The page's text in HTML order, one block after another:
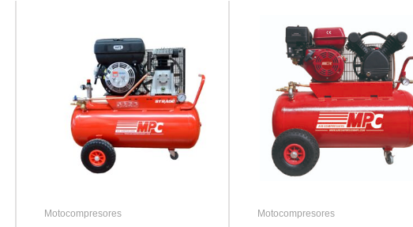
Motocompresores Motocompresores